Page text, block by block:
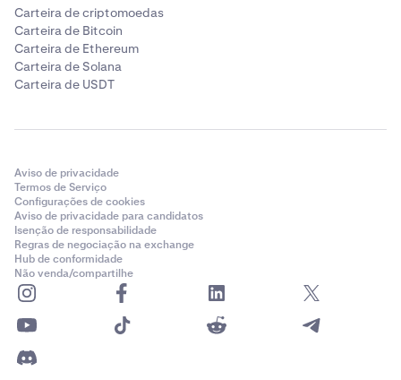
Carteira de criptomoedas
Carteira de Bitcoin
Carteira de Ethereum
Carteira de Solana
Carteira de USDT
Aviso de privacidade
Termos de Serviço
Configurações de cookies
Aviso de privacidade para candidatos
Isenção de responsabilidade
Regras de negociação na exchange
Hub de conformidade
Não venda/compartilhe